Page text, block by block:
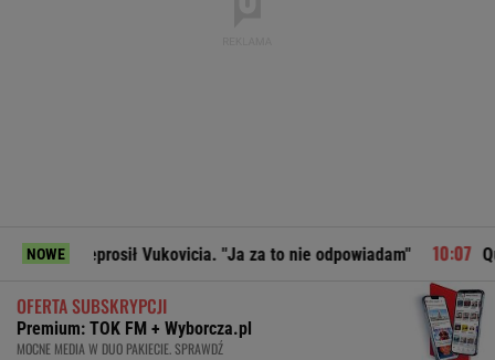
NOWEVukovicia. "Ja za to nie odpowiadam" Quiz. Gdzie
OFERTA SUBSKRYPCJI
Premium: TOK FM + Wyborcza.pl
MOCNE MEDIA W DUO PAKIECIE. SPRAWDŹ